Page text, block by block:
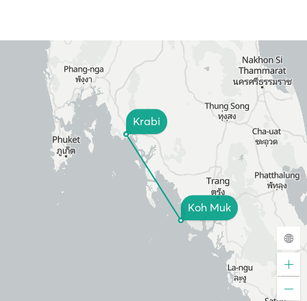
Koh Muk
Krabi